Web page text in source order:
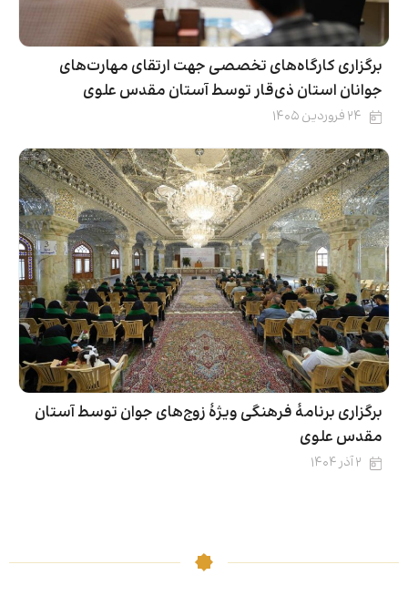
برگزاری کارگاه‌های تخصصی جهت ارتقای مهارت‌های
جوانان استان ذی‌قار توسط آستان مقدس علوی
۲۴ فروردین ۱۴۰۵
برگزاری برنامۀ فرهنگی ویژۀ زوج‌های جوان توسط آستان
مقدس علوی
۲ آذر ۱۴۰۴